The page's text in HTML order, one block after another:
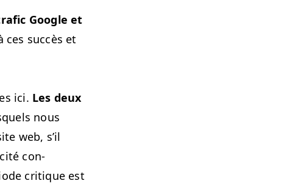
Google et
suc­cès et
ici. Les deux
nous
web, s’il
con­
cri­tique est